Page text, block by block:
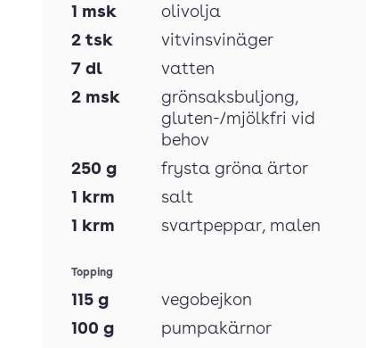
1 msk
olivolja
2 tsk
vitvinsvinäger
7 dl
vatten
2 msk grönsaksbuljong,
gluten-/mjölkfri vid
behov
250 g
frysta gröna ärtor
1 krm
salt
1 krm svartpeppar, malen
Topping
115 g
vegobejkon
100 g
pumpakärnor